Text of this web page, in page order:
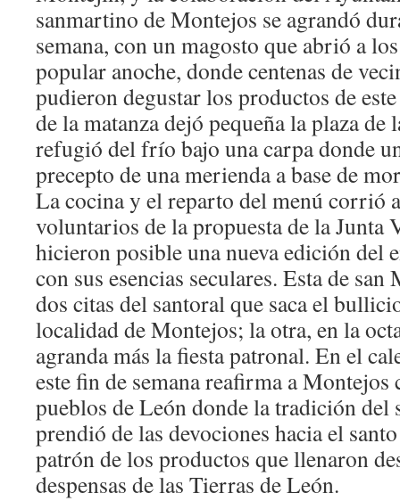
sanmartino de Montejos se agrandó
semana, con un magosto que abrió a
popular anoche, donde centenas de
pudieron degustar los productos de
de la matanza dejó pequeña la plaza de
refugió del frío bajo una carpa donde
precepto de una merienda a base de
La cocina y el reparto del menú corrió
voluntarios de la propuesta de la Junta
hicieron posible una nueva edición del
con sus esencias seculares. Esta de
dos citas del santoral que saca el
localidad de Montejos; la otra, en la
agranda más la fiesta patronal. En el
este fin de semana reafirma a Montejos
pueblos de León donde la tradición del
prendió de las devociones hacia el
patrón de los productos que llenaron
despensas de las Tierras de León.